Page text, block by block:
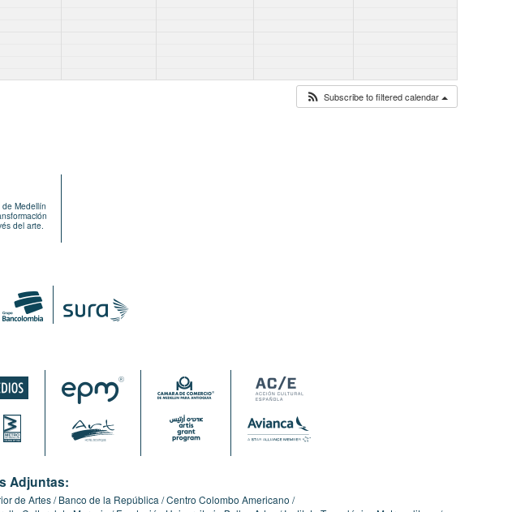
Subscribe to filtered calendar
Medellín
del arte.
Adjuntas:
de Artes Banco de la República Centro Colombo Americano